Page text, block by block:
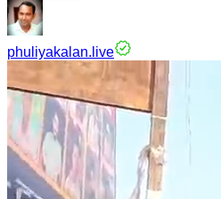
phuliyakalan.live